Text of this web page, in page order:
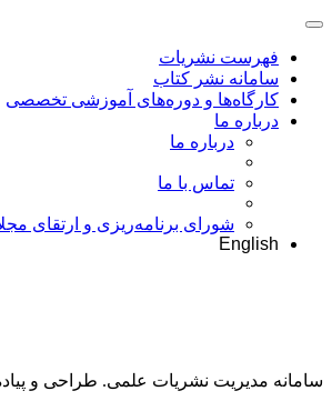
فهرست نشریات
سامانه نشر کتاب
کارگاه‌ها و دوره‌های آموزشی تخصصی
درباره ما
درباره ما
تماس با ما
شورای برنامه‌ریزی و ارتقای
English
سامانه مدیریت نشریات علمی. طراحی و